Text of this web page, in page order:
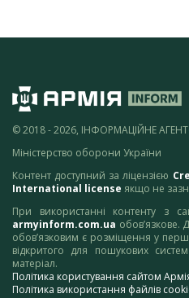
© 2018 - 2026, ІНФОРМАЦІЙНЕ
Міністерство оборони України
Контент доступний за ліцензією
International license якщо не
При використанні контенту з
armyinform.com.ua обов’язкове.
обов’язковим є розміщення у
відкритого для пошукових
матеріал.
Політика користування сайтом
Політика використання файлів